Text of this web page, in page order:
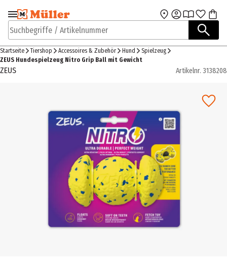
Zur Navigation
springen
Zum Hauptinhalt
Suchbegriffe / Artikelnummer
Startseite Tiershop Accessoires & Zubehör Hund
Spielzeug
ZEUS Hundespielzeug Nitro Grip Ball mit Gewicht
ZEUS Artikelnr. 3138208